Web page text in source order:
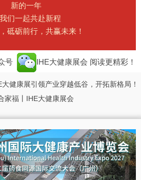
新的一年
们一起共赴新程
砥砺前行，共赢未来！
号 IHE大健康展会 阅读更精彩！
健康展引领产业穿越低谷，开拓新格局！
家福丨IHE大健康展会